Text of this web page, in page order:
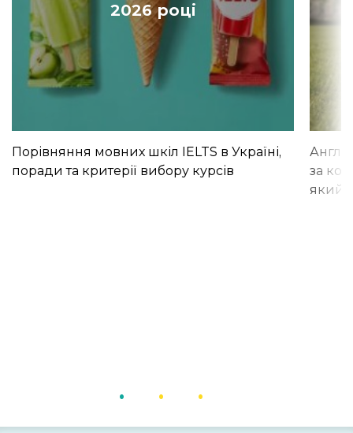
2026 році
Порівняння мовних шкіл IELTS в Україні,
поради та критерії вибору курсів
за
який